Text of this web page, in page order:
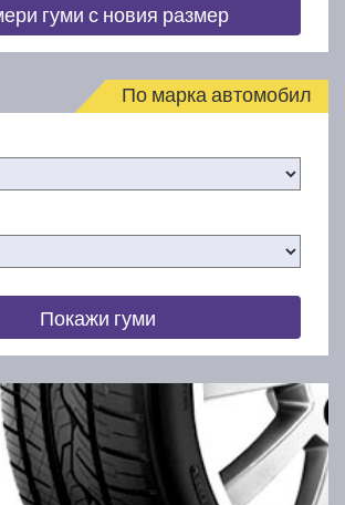
гуми с новия размер
По марка автомобил
Покажи гуми